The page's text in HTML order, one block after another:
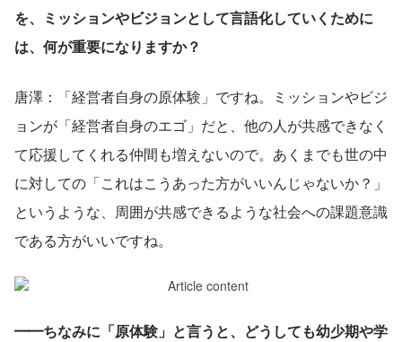
を、ミッションやビジョンとして言語化していくために
は、何が重要になりますか？
唐澤：「経営者自身の原体験」ですね。ミッションやビジ
ョンが「経営者自身のエゴ」だと、他の人が共感できなく
て応援してくれる仲間も増えないので。あくまでも世の中
に対しての「これはこうあった方がいいんじゃないか？」
というような、周囲が共感できるような社会への課題意識
である方がいいですね。
━━ちなみに「原体験」と言うと、どうしても幼少期や学